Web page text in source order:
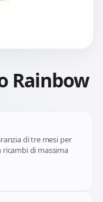
Rainbow
di tre mesi per
di massima